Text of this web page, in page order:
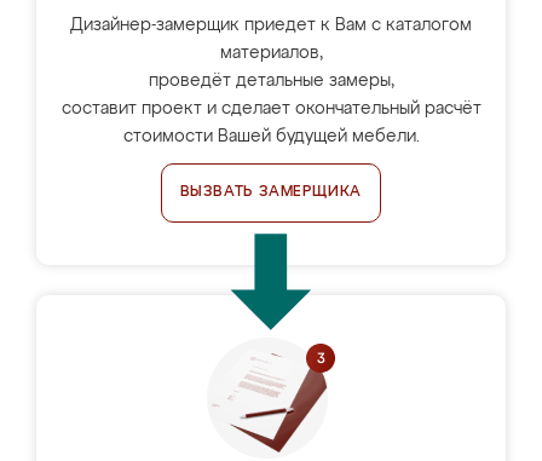
Дизайнер-замерщик приедет к Вам с каталогом
материалов,
проведёт детальные замеры,
составит проект и сделает окончательный расчёт
стоимости Вашей будущей мебели.
ВЫЗВАТЬ ЗАМЕРЩИКА